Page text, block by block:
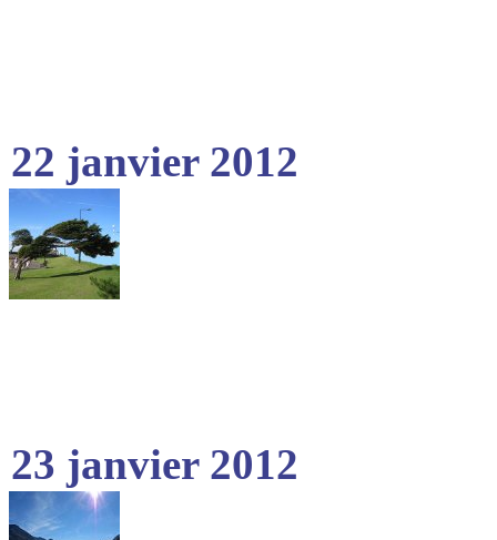
22 janvier 2012
23 janvier 2012